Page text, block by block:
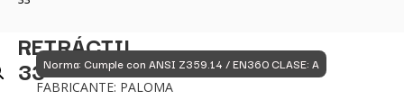
RETRÁCTIL
33′Norma: Cumple con ANSI Z359.14 / EN360 CLASE: A
FABRICANTE: PALOMA